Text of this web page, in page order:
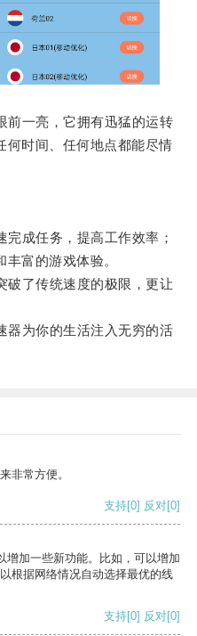
一亮，它拥有迅猛的运转
何时间、任何地点都能尽情
成任务，提高工作效率；
富的游戏体验。
了传统速度的极限，更让
为你的生活注入无穷的活
非常方便。
支持[0] 反对[0]
增加一些新功能。比如，可以增加
根据网络情况自动选择最优的线
支持[0] 反对[0]